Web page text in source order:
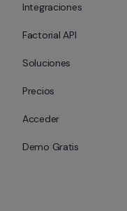
Integraciones
Factorial API
Soluciones
Precios
Acceder
Demo Gratis